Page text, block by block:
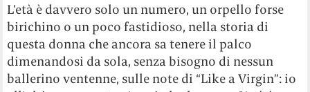
L’età è davvero solo un numero, un orpello forse
birichino o un poco fastidioso, nella storia di
questa donna che ancora sa tenere il palco
dimenandosi da sola, senza bisogno di nessun
ballerino ventenne, sulle note di “Like a Virgin”: io